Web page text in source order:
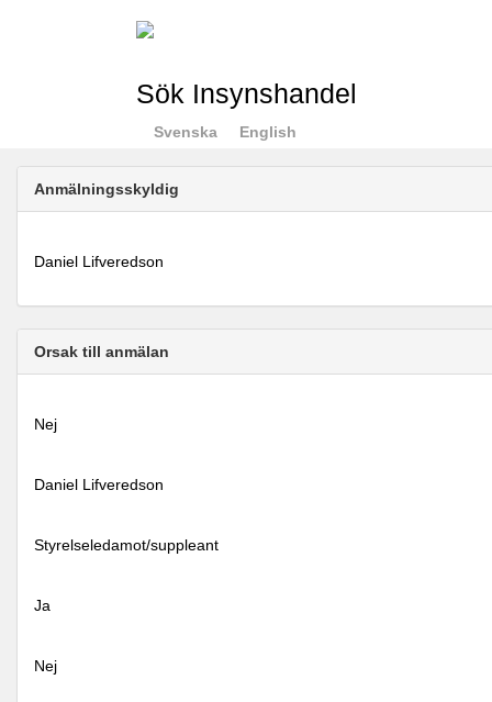
Sök Insynshandel
Svenska English
Anmälningsskyldig
Daniel Lifveredson
Orsak till anmälan
Nej
Daniel Lifveredson
Styrelseledamot/suppleant
Ja
Nej